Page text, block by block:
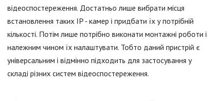
відеоспостереження. Достатньо лише вибрати місця
встановлення таких IP - камер і придбати їх у потрібній
кількості. Потім лише потрібно виконати монтажні роботи і
належним чином їх налаштувати. Тобто даний пристрій є
універсальним і відмінно підходить для застосування у
складі різних систем відеоспостереження.